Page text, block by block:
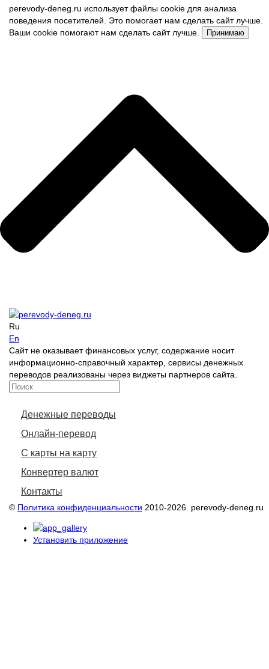
perevody-deneg.ru использует файлы cookie для анализа
поведения посетителей. Это помогает нам сделать сайт лучше.
Ваши cookie помогают нам сделать сайт лучше.
Принимаю
Ru
En
Сайт не оказывает финансовых услуг, содержание носит
информационно-справочный характер, сервисы денежных
переводов реализованы через виджеты партнеров сайта.
Денежные переводы
Онлайн-перевод
С карты на карту
Конвертер валют
Контакты
© Политика конфиденциальности 2010-2026. perevody-deneg.ru
Установить приложение